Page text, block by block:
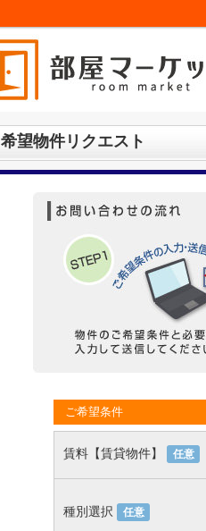
希望物件リクエスト
ご希望条件
賃料【賃貸物件】 任意
種別選択 任意